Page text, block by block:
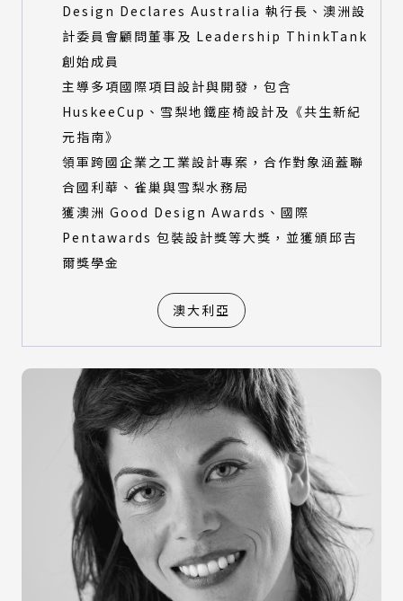
所有類別
環境永續特別獎-產品設計類
環境永續特別獎-建築與景觀設計類
環境永續特別獎-數位動畫類
特別獎評審
所有類別
環境永續特別獎-建築與景觀設計類
環境永續特別獎-數位動畫類
Design Declares Australia 執行長、澳洲設
計委員會顧問董事及 Leadership ThinkTank
創始成員
主導多項國際項目設計與開發，包含
HuskeeCup、雪梨地鐵座椅設計及《共生新紀
元指南》
領軍跨國企業之工業設計專案，合作對象涵蓋聯
合國利華、雀巢與雪梨水務局
獲澳洲 Good Design Awards、國際
Pentawards 包裝設計獎等大獎，並獲頒邱吉
爾獎學金
澳大利亞